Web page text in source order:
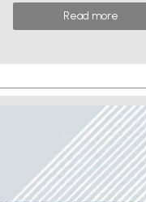
Read more